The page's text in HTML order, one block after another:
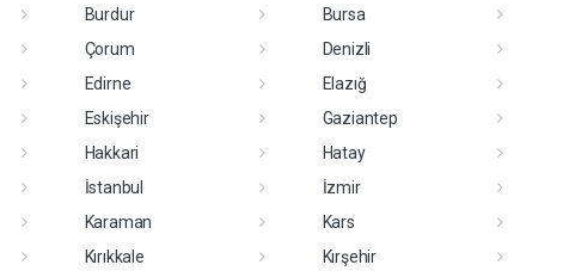
Burdur
Bursa
Çorum
Denizli
Edirne
Elazığ
Eskişehir
Gaziantep
Hakkari
Hatay
İstanbul
İzmir
Karaman
Kars
Kırıkkale
Kırşehir